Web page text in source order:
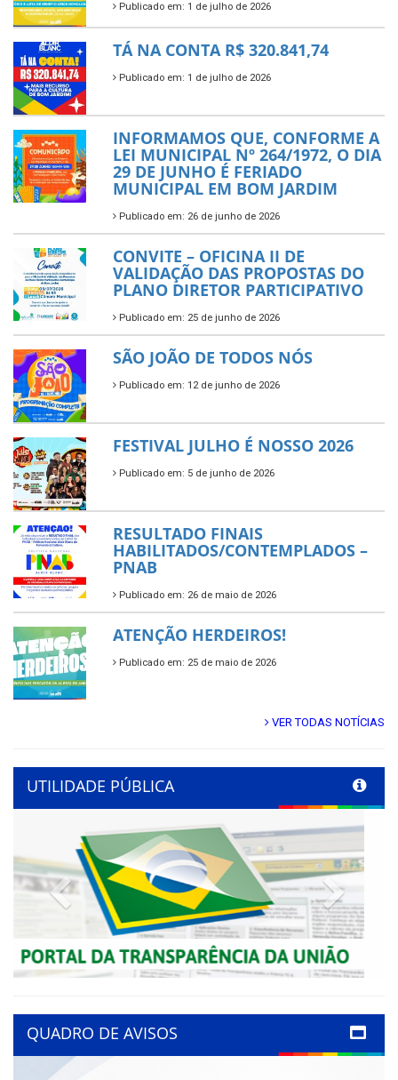
Publicado em: 1 de julho de 2026
TÁ NA CONTA R$ 320.841,74
Publicado em: 1 de julho de 2026
INFORMAMOS QUE, CONFORME A
LEI MUNICIPAL Nº 264/1972, O DIA
29 DE JUNHO É FERIADO
MUNICIPAL EM BOM JARDIM
Publicado em: 26 de junho de 2026
CONVITE – OFICINA II DE
VALIDAÇÃO DAS PROPOSTAS DO
PLANO DIRETOR PARTICIPATIVO
Publicado em: 25 de junho de 2026
SÃO JOÃO DE TODOS NÓS
Publicado em: 12 de junho de 2026
FESTIVAL JULHO É NOSSO 2026
Publicado em: 5 de junho de 2026
RESULTADO FINAIS
HABILITADOS/CONTEMPLADOS –
PNAB
Publicado em: 26 de maio de 2026
ATENÇÃO HERDEIROS!
Publicado em: 25 de maio de 2026
VER TODAS NOTÍCIAS
UTILIDADE PÚBLICA
Previous
QUADRO DE AVISOS